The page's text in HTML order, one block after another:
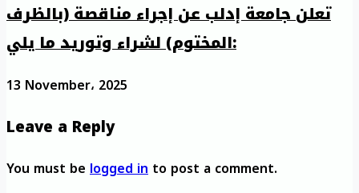
تعلن جامعة إدلب عن إجراء مناقصة (بالظرف
المختوم) لشراء وتوريد ما يلي:
13 November، 2025
Leave a Reply
You must belogged into post a comment.